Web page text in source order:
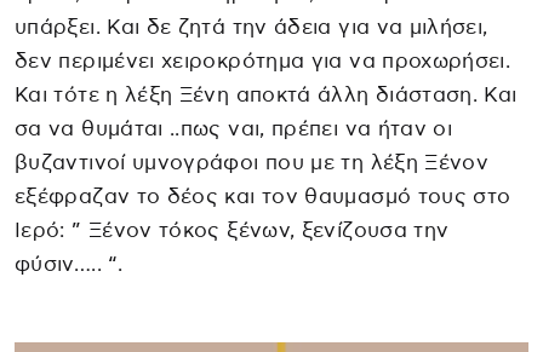
υπάρξει. Και δε ζητά την άδεια για να μιλήσει,
δεν περιμένει χειροκρότημα για να προχωρήσει.
Και τότε η λέξη Ξένη αποκτά άλλη διάσταση. Και
σα να θυμάται ..πως ναι, πρέπει να ήταν οι
βυζαντινοί υμνογράφοι που με τη λέξη Ξένον
εξέφραζαν το δέος και τον θαυμασμό τους στο
Ιερό: ” Ξένον τόκος ξένων, ξενίζουσα την
φύσιν….. “.